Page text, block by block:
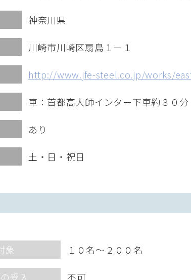
神奈川県
川崎市川崎区扇島１－１
http://www.jfe-steel.co.jp/works/
車：首都高大師インター下車約３０分
あり
土・日・祝日
象 １０名～２００名
受入 不可